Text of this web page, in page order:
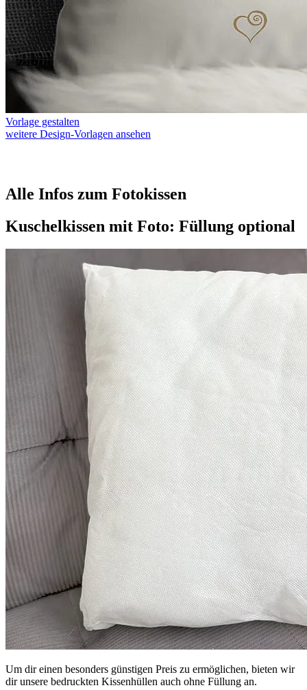
Vorlage gestalten
weitere Design-Vorlagen ansehen
Alle Infos zum Fotokissen
Kuschelkissen mit Foto: Füllung optional
Um dir einen besonders günstigen Preis zu ermöglichen, bieten wir
dir unsere bedruckten Kissenhüllen auch ohne Füllung an.